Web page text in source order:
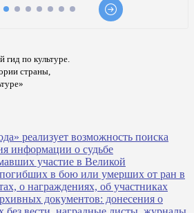
по культуре.
страны,